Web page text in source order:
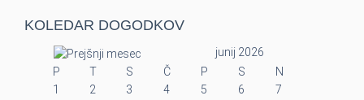
KOLEDAR DOGODKOV
junij 2026
P
T S Č P S
N
1
2 3 4 5 6
7